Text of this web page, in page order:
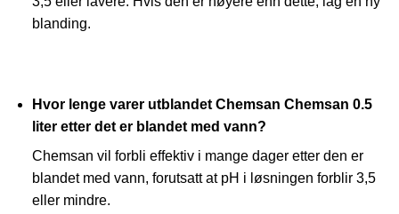
blanding.
Hvor lenge varer utblandet Chemsan Chemsan 0.5
liter etter det er blandet med vann?
Chemsan vil forbli effektiv i mange dager etter den er
blandet med vann, forutsatt at pH i løsningen forblir 3,5
eller mindre.